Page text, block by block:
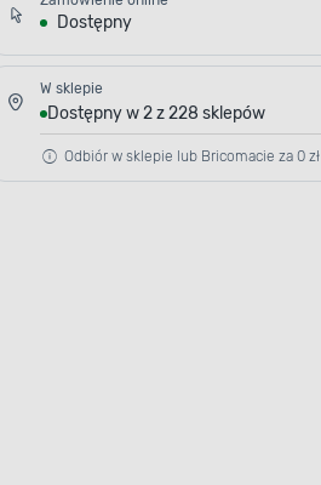
Dostępny
W sklepie
Dostępny w 2 z 228 sklepów
Odbiór w sklepie lub Bricomacie za 0 zł